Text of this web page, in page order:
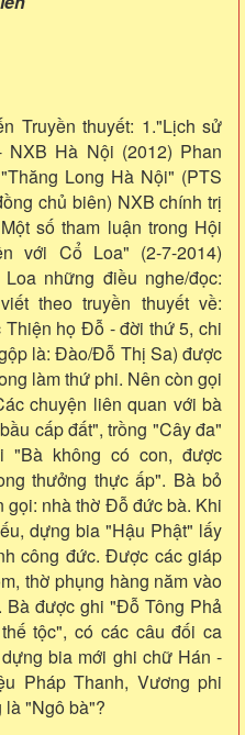
Truyền thuyết: 1."Lịch sử
Hà Nội (2012) Phan
Long Hà Nội" (PTS
chủ biên) NXB chính trị
số tham luận trong Hội
với Cổ Loa" (2-7-2014)
những điều nghe/đọc:
theo truyền thuyết về:
họ Đỗ - đời thứ 5, chi
là: Đào/Đỗ Thị Sa) được
làm thứ phi. Nên còn gọi
chuyện liên quan với bà
cấp đất", trồng "Cây đa"
"Bà không có con, được
thưởng thực ấp". Bà bỏ
nhà thờ Đỗ đức bà. Khi
dựng bia "Hậu Phật" lấy
công đức. Được các giáp
thờ phụng hàng năm vào
Bà được ghi "Đỗ Tông Phả
tộc", có các câu đối ca
bia mới ghi chữ Hán -
Pháp Thanh, Vương phi
"Ngô bà"?